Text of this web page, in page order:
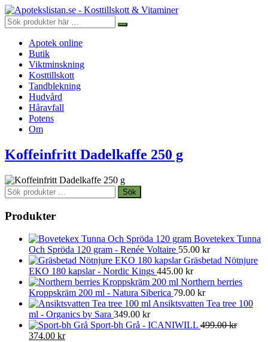
Apotek online
Butik
Viktminskning
Kosttillskott
Tandblekning
Hudvård
Håravfall
Potens
Om
Koffeinfritt Dadelkaffe 250 g
Sök
efter:
Sök
Produkter
Bovetekex Tunna
Och Spröda 120 gram - Renée Voltaire 55.00 kr
Gräsbetad Nötnjure
EKO 180 kapslar - Nordic Kings 445.00 kr
Northern berries
Kroppskräm 200 ml - Natura Siberica 79.00 kr
Ansiktsvatten Tea tree 100
ml - Organics by Sara 349.00 kr
Sport-bh Grå - ICANIWILL 499.00kr
Det
374.00 krDet